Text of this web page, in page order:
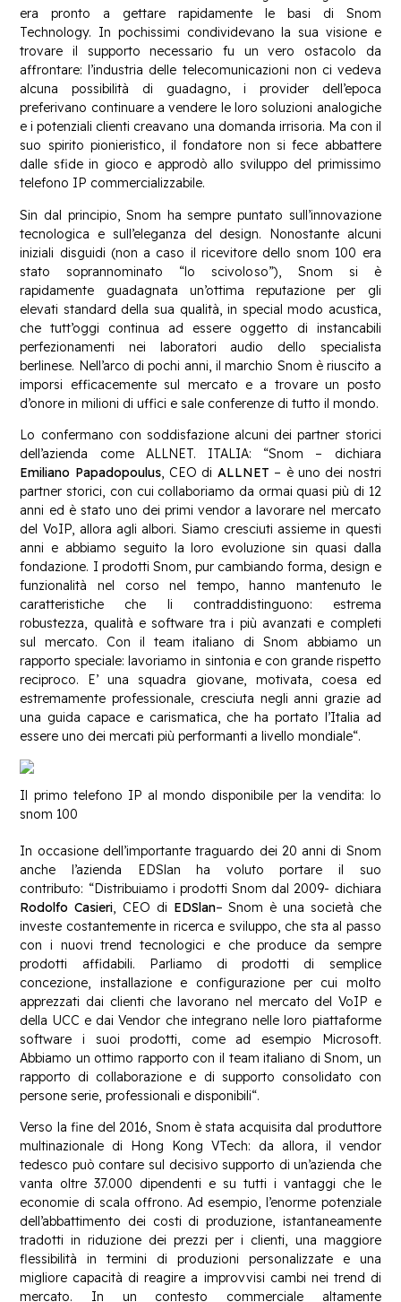
era pronto a gettare rapidamente le basi di Snom
Technology. In pochissimi condividevano la sua visione e
trovare il supporto necessario fu un vero ostacolo da
affrontare: l’industria delle telecomunicazioni non ci vedeva
alcuna possibilità di guadagno, i provider dell’epoca
preferivano continuare a vendere le loro soluzioni analogiche
e i potenziali clienti creavano una domanda irrisoria. Ma con il
suo spirito pionieristico, il fondatore non si fece abbattere
dalle sfide in gioco e approdò allo sviluppo del primissimo
telefono IP commercializzabile.
Sin dal principio, Snom ha sempre puntato sull’innovazione
tecnologica e sull’eleganza del design. Nonostante alcuni
iniziali disguidi (non a caso il ricevitore dello snom 100 era
stato soprannominato “lo scivoloso”), Snom si è
rapidamente guadagnata un’ottima reputazione per gli
elevati standard della sua qualità, in special modo acustica,
che tutt’oggi continua ad essere oggetto di instancabili
perfezionamenti nei laboratori audio dello specialista
berlinese. Nell’arco di pochi anni, il marchio Snom è riuscito a
imporsi efficacemente sul mercato e a trovare un posto
d’onore in milioni di uffici e sale conferenze di tutto il mondo.
Lo confermano con soddisfazione alcuni dei partner storici
dell’azienda come ALLNET. ITALIA: “Snom – dichiara
Emiliano Papadopoulus, CEO di ALLNET – è uno dei nostri
partner storici, con cui collaboriamo da ormai quasi più di 12
anni ed è stato uno dei primi vendor a lavorare nel mercato
del VoIP, allora agli albori. Siamo cresciuti assieme in questi
anni e abbiamo seguito la loro evoluzione sin quasi dalla
fondazione. I prodotti Snom, pur cambiando forma, design e
funzionalità nel corso nel tempo, hanno mantenuto le
caratteristiche che li contraddistinguono: estrema
robustezza, qualità e software tra i più avanzati e completi
sul mercato. Con il team italiano di Snom abbiamo un
rapporto speciale: lavoriamo in sintonia e con grande rispetto
reciproco. E’ una squadra giovane, motivata, coesa ed
estremamente professionale, cresciuta negli anni grazie ad
una guida capace e carismatica, che ha portato l’Italia ad
essere uno dei mercati più performanti a livello mondiale“.
Il primo telefono IP al mondo disponibile per la vendita: lo
snom 100
In occasione dell’importante traguardo dei 20 anni di Snom
anche l’azienda EDSlan ha voluto portare il suo
contributo: “Distribuiamo i prodotti Snom dal 2009- dichiara
Rodolfo Casieri, CEO di EDSlan– Snom è una società che
investe costantemente in ricerca e sviluppo, che sta al passo
con i nuovi trend tecnologici e che produce da sempre
prodotti affidabili. Parliamo di prodotti di semplice
concezione, installazione e configurazione per cui molto
apprezzati dai clienti che lavorano nel mercato del VoIP e
della UCC e dai Vendor che integrano nelle loro piattaforme
software i suoi prodotti, come ad esempio Microsoft.
Abbiamo un ottimo rapporto con il team italiano di Snom, un
rapporto di collaborazione e di supporto consolidato con
persone serie, professionali e disponibili“.
Verso la fine del 2016, Snom è stata acquisita dal produttore
multinazionale di Hong Kong VTech: da allora, il vendor
tedesco può contare sul decisivo supporto di un’azienda che
vanta oltre 37.000 dipendenti e su tutti i vantaggi che le
economie di scala offrono. Ad esempio, l’enorme potenziale
dell’abbattimento dei costi di produzione, istantaneamente
tradotti in riduzione dei prezzi per i clienti, una maggiore
flessibilità in termini di produzioni personalizzate e una
migliore capacità di reagire a improvvisi cambi nei trend di
mercato. In un contesto commerciale altamente